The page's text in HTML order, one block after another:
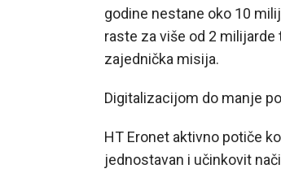
godine nestane oko 10
raste za više od 2
zajednička misija.
Digitalizacijom do manje
HT Eronet aktivno potiče
jednostavan i učinkovit